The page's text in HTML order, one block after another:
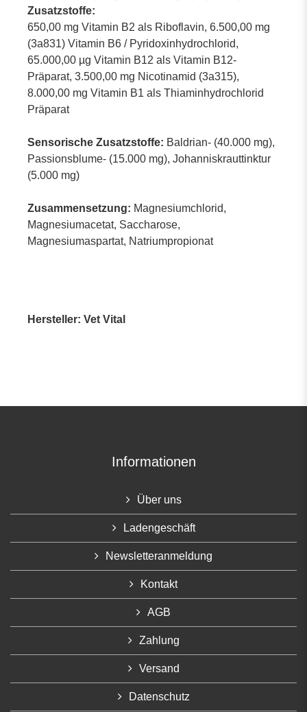
Zusatzstoffe:
650,00 mg Vitamin B2 als Riboflavin, 6.500,00 mg
(3a831) Vitamin B6 / Pyridoxinhydrochlorid,
65.000,00 µg Vitamin B12 als Vitamin B12-
Präparat, 3.500,00 mg Nicotinamid (3a315),
8.000,00 mg Vitamin B1 als Thiaminhydrochlorid
Präparat
Sensorische Zusatzstoffe: Baldrian- (40.000 mg),
Passionsblume- (15.000 mg), Johanniskrauttinktur
(5.000 mg)
Zusammensetzung: Magnesiumchlorid,
Magnesiumacetat, Saccharose,
Magnesiumaspartat, Natriumpropionat
Hersteller: Vet Vital
Informationen
Über uns
Ladengeschäft
Newsletteranmeldung
Kontakt
AGB
Zahlung
Versand
Datenschutz